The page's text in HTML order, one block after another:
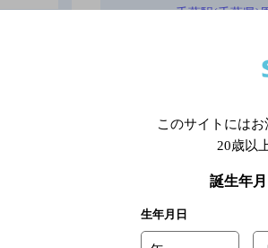
千葉駅(千葉県)
このサイトにはお
20歳以
誕生年
生年月日